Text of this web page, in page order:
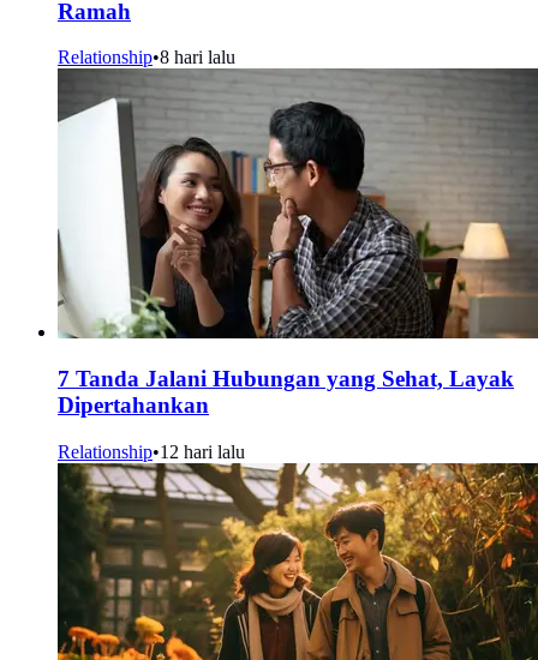
Ramah
Relationship•8 hari lalu
7 Tanda Jalani Hubungan yang Sehat, Layak
Dipertahankan
Relationship•12 hari lalu